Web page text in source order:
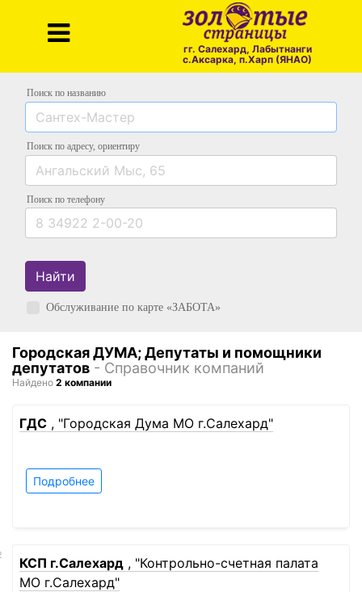
гг. Салехард, Лабытнанги
с.Аксарка, п.Харп (ЯНАО)
Поиск по названию
Поиск по адресу, ориентиру
Поиск по телефону
Найти
Обслуживание по карте «ЗАБОТА»
Городская ДУМА; Депутаты и помощники
депутатов - Справочник компаний
Найдено 2 компании
ГДС , "Городская Дума МО г.Салехард"
Подробнее
КСП г.Салехард , "Контрольно-счетная палата
МО г.Салехард"